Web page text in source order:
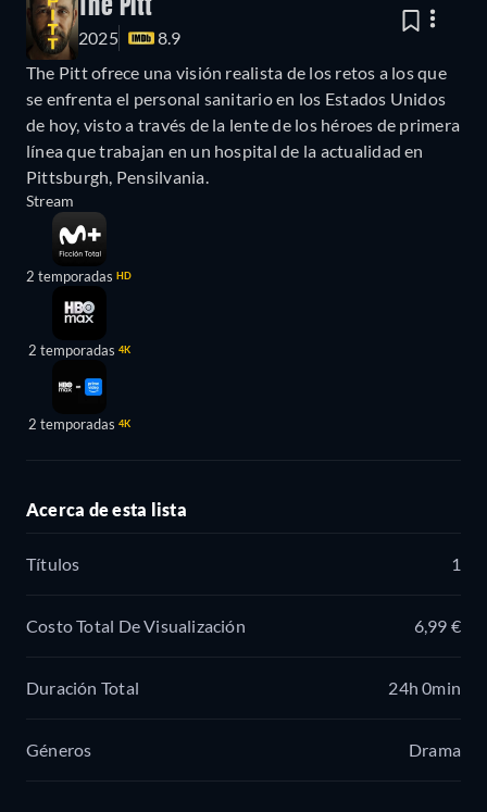
The Pitt
2025
8.9
The Pitt ofrece una visión realista de los retos a los que
se enfrenta el personal sanitario en los Estados Unidos
de hoy, visto a través de la lente de los héroes de primera
línea que trabajan en un hospital de la actualidad en
Pittsburgh, Pensilvania.
Stream
2 temporadas HD
2 temporadas 4K
2 temporadas 4K
Acerca de esta lista
Títulos 1
Costo Total De Visualización 6,99 €
Duración Total 24h 0min
Géneros Drama